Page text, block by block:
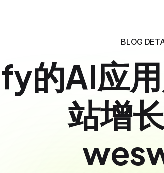
BLOG
的AI应
站增